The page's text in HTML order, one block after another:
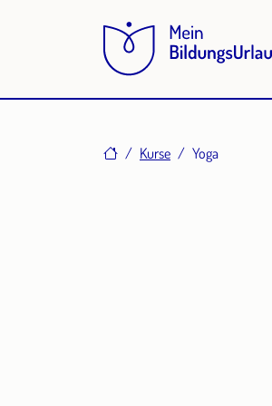
HomeKurse Yoga